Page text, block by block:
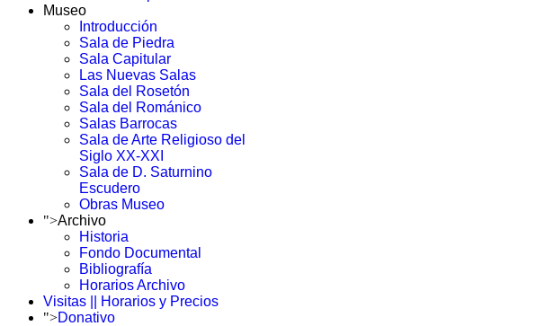
Museo
Introducción
Sala de Piedra
Sala Capitular
Las Nuevas Salas
Sala del Rosetón
Sala del Románico
Salas Barrocas
Sala de Arte Religioso del
Siglo XX-XXI
Sala de D. Saturnino
Escudero
Obras Museo
">Archivo
Historia
Fondo Documental
Bibliografía
Horarios Archivo
Visitas || Horarios y Precios
">Donativo